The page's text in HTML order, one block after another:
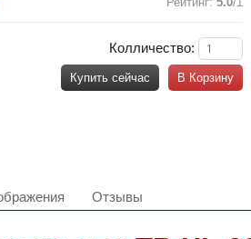
Колличество:
В Корзину
Купить сейчас
Отзывы